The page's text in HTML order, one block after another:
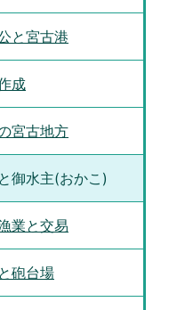
と宮古港
成
宮古地方
御水主(おかこ)
業と交易
砲台場